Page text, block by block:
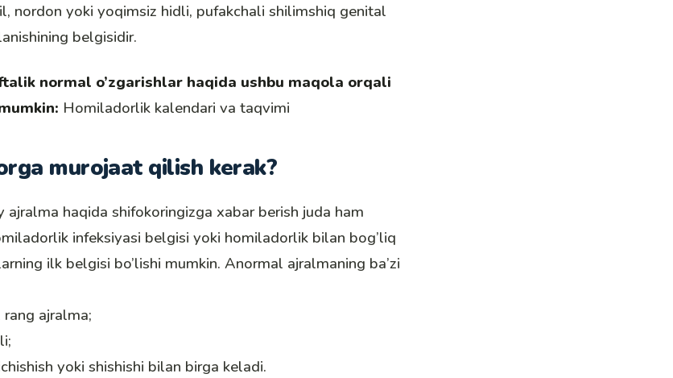
nordon yoki yoqimsiz hidli, pufakchali shilimshiq genital
belgisidir.
normal o’zgarishlar haqida ushbu maqola orqali
Homiladorlik kalendari va taqvimi
murojaat qilish kerak?
ajralma haqida shifokoringizga xabar berish juda ham
infeksiyasi belgisi yoki homiladorlik bilan bog’liq
ilk belgisi bo’lishi mumkin. Anormal ajralmaning ba’zi
ajralma;
yoki shishishi bilan birga keladi.